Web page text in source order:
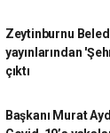
Zeytinburnu
yayınlarından
çıktı
Başkanı Murat